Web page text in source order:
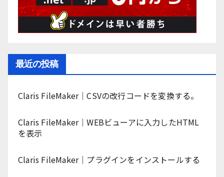
最近の投稿
Claris FileMaker｜CSVの改行コードを変換する。
Claris FileMaker｜WEBビューアに入力したHTML
を表示
Claris FileMaker｜プラグインをインストールする